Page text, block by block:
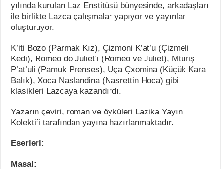
yılında kurulan Laz Enstitüsü bünyesinde, arkadaşları
ile birlikte Lazca çalışmalar yapıyor ve yayınlar
oluşturuyor.
K’iti Bozo (Parmak Kız), Çizmoni K’at’u (Çizmeli
Kedi), Romeo do Juliet’i (Romeo ve Juliet), Mturiş
P’at’uli (Pamuk Prenses), Uça Çxomina (Küçük Kara
Balık), Xoca Naslandina (Nasrettin Hoca) gibi
klasikleri Lazcaya kazandırdı.
Yazarın çeviri, roman ve öyküleri Lazika Yayın
Kolektifi tarafından yayına hazırlanmaktadır.
Eserleri:
Masal: